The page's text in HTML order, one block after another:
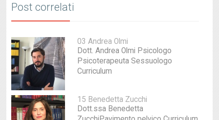
Post correlati
03 Andrea Olmi
Dott. Andrea Olmi Psicologo
Psicoterapeuta Sessuologo
Curriculum
15 Benedetta Zucchi
Dott.ssa Benedetta